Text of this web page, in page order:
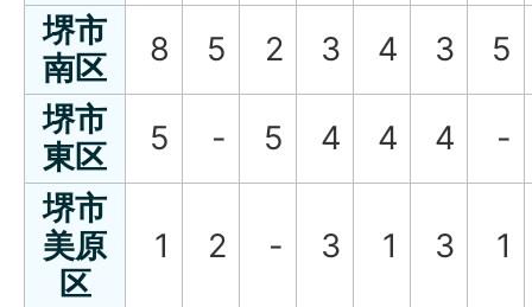
堺市
南区
8 5 2 3 4 3
5
堺市
東区
5 - 5 4 4 4
-
堺市
美原
区
1 2 - 3 1 3 1